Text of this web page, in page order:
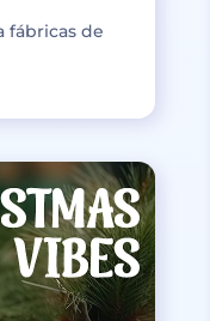
fábricas de